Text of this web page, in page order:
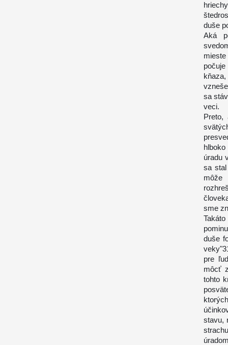
duše
Aká
sa
veci.
Preto,
úradu
sa
môže
sme
duše
pre
môcť
tohto
stavu,